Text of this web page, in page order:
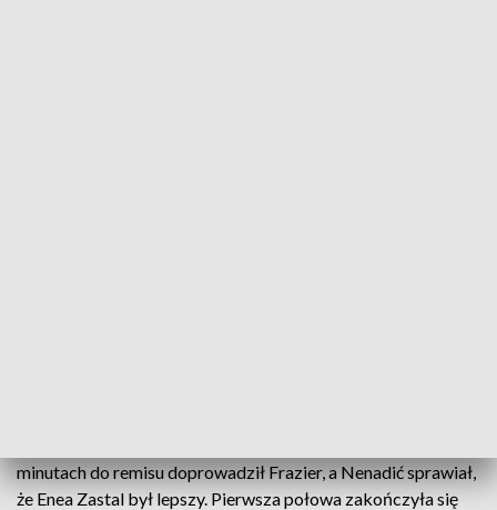
minutach do remisu doprowadził Frazier, a Nenadić sprawiał,
że Enea Zastal był lepszy. Pierwsza połowa zakończyła się